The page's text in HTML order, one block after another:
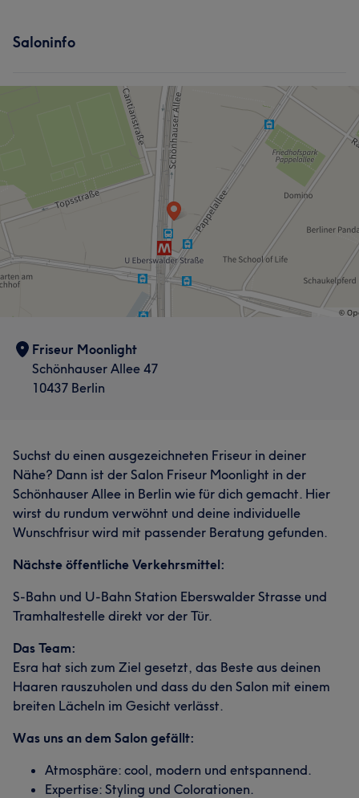
Saloninfo
Friseur Moonlight
Schönhauser Allee 47
10437 Berlin
Suchst du einen ausgezeichneten Friseur in deiner
Nähe? Dann ist der Salon Friseur Moonlight in der
Schönhauser Allee in Berlin wie für dich gemacht. Hier
wirst du rundum verwöhnt und deine individuelle
Wunschfrisur wird mit passender Beratung gefunden.
Nächste öffentliche Verkehrsmittel:
S-Bahn und U-Bahn Station Eberswalder Strasse und
Tramhaltestelle direkt vor der Tür.
Das Team:
Esra hat sich zum Ziel gesetzt, das Beste aus deinen
Haaren rauszuholen und dass du den Salon mit einem
breiten Lächeln im Gesicht verlässt.
Was uns an dem Salon gefällt:
Atmosphäre: cool, modern und entspannend.
Expertise: Styling und Colorationen.